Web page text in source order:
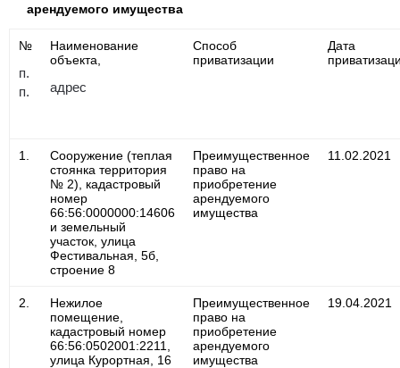
арендуемого имущества
№
п.
п.
Наименование
объекта,
адрес
Способ
приватизации
Дата
1.
Сооружение (теплая
стоянка территория
№ 2), кадастровый
номер
66:56:0000000:14606
и земельный
участок, улица
Фестивальная, 5б,
строение 8
Преимущественное
право на
приобретение
арендуемого
имущества
11.02.2021
2.
Нежилое
помещение,
кадастровый номер
66:56:0502001:2211,
улица Курортная, 16
Преимущественное
право на
приобретение
арендуемого
имущества
19.04.2021